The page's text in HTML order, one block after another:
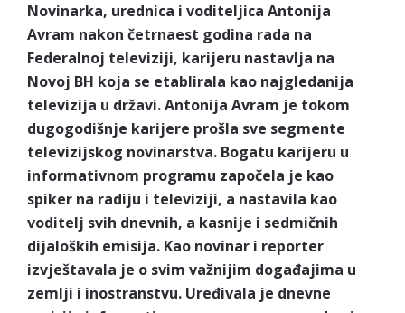
Novinarka, urednica i voditeljica Antonija
Avram nakon četrnaest godina rada na
Federalnoj televiziji, karijeru nastavlja na
Novoj BH koja se etablirala kao najgledanija
televizija u državi. Antonija Avram je tokom
dugogodišnje karijere prošla sve segmente
televizijskog novinarstva. Bogatu karijeru u
informativnom programu započela je kao
spiker na radiju i televiziji, a nastavila kao
voditelj svih dnevnih, a kasnije i sedmičnih
dijaloških emisija. Kao novinar i reporter
izvještavala je o svim važnijim događajima u
zemlji i inostranstvu. Uređivala je dnevne